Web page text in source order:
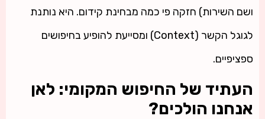
ושם השירות) חזקה פי כמה מבחינת קידום. היא נותנת
לגוגל הקשר (Context) ומסייעת להופיע בחיפושים
ספציפיים.
העתיד של החיפוש המקומי: לאן
אנחנו הולכים?